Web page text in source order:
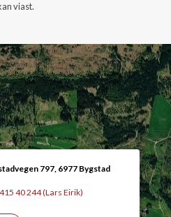
viast.
797, 6977 Bygstad
40 244 (Lars Eirik)